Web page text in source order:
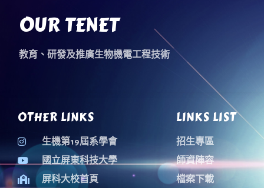
LINKS LIST
招生專區
師資陣容
檔案下載
OTHER LINKS
生機第19屆系學會
國立屏東科技大學
屏科大校首頁
OUR TENET
教育、研發及推廣生物機電工程技術